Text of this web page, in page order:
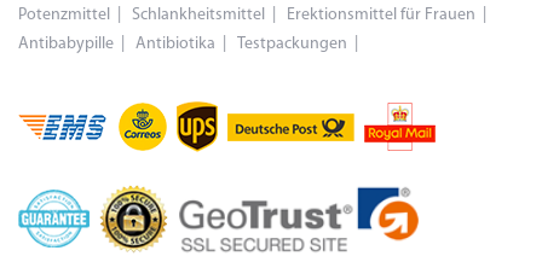
Potenzmittel Schlankheitsmittel
Erektionsmittel für Frauen
Antibabypille
Antibiotika Testpackungen